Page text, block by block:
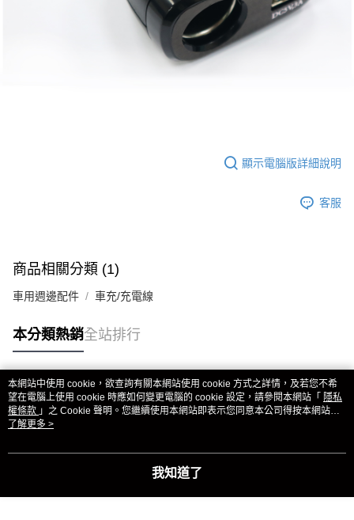
顯示電腦版詳細說明
客服
商品相關分類 (1)
車用週邊配件 車充/充電線
本分類熱銷全站排行
熱門標籤
本網站中使用 cookie，欲查詢有關本網站使用 cookie 方式之詳情，及若您不希
望在電腦上使用 cookie 時應如何變更電腦的 cookie 設定，請參閱本網站「 隱私
權條款 」之 Cookie 聲明。您繼續使用本網站即表示您同意本公司得按本網站使
用條款之 Cookie 聲明使用 cookie。
了解更多 >
我知道了